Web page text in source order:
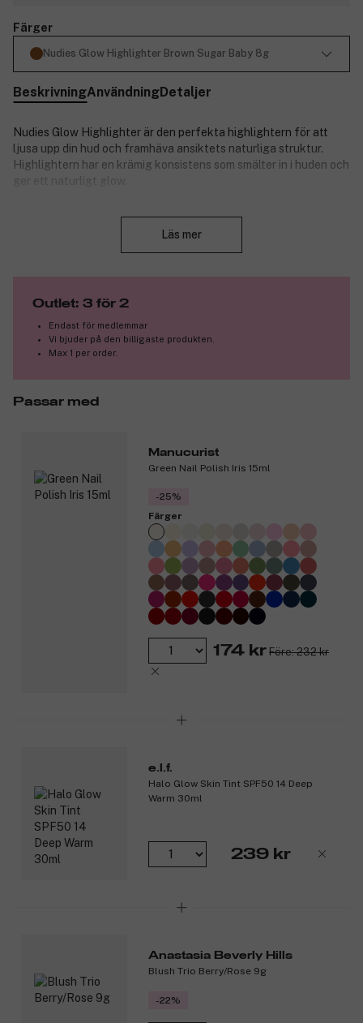
Färger
Nudies Glow Highlighter Brown Sugar Baby 8g
BeskrivningAnvändningDetaljer
Nudies Glow Highlighter är den perfekta highlightern för att
ljusa upp din hud och framhäva ansiktets naturliga struktur.
Highlightern har en krämig konsistens som smälter in i huden och
ger ett naturligt glow.
Läs mer
Outlet: 3 för 2
Endast för medlemmar
Vi bjuder på den billigaste produkten.
Max 1 per order.
Passar med
Manucurist
Green Nail Polish Iris 15ml
-25%
Färger
174 kr Före: 232 kr
e.l.f.
Halo Glow Skin Tint SPF50 14 Deep
Warm 30ml
239 kr
Anastasia Beverly Hills
Blush Trio Berry/Rose 9g
-22%